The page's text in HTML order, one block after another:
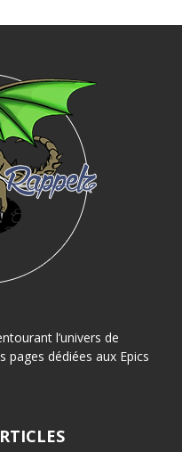
l’univers de
pages dédiées aux Epics